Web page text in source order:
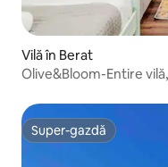
Vilă în Berat
Olive&Bloom-Entire
Super-gazdă
Super-gazdă